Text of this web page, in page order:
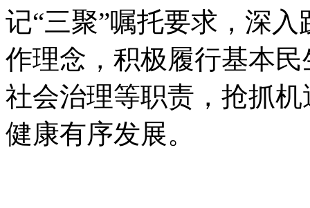
记“三聚”嘱托要求，深
作理念，积极履行基本
社会治理等职责，抢抓
健康有序发展。